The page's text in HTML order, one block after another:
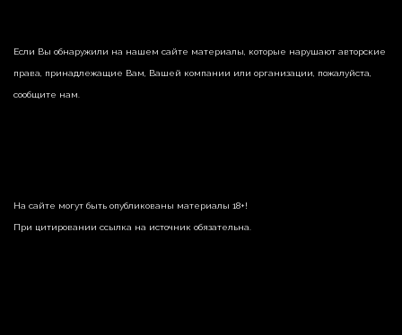
Если Вы обнаружили на нашем сайте материалы, которые нарушают авторские
права, принадлежащие Вам, Вашей компании или организации, пожалуйста,
сообщите нам.
На сайте могут быть опубликованы материалы 18+!
При цитировании ссылка на источник обязательна.